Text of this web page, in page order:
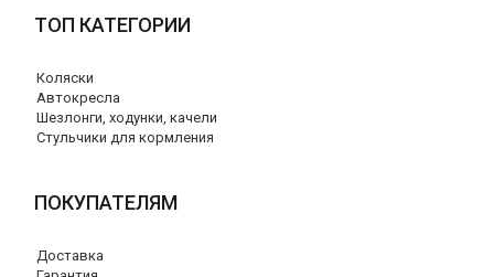
ТОП КАТЕГОРИИ
Коляски
Автокресла
Шезлонги, ходунки, качели
Стульчики для кормления
ПОКУПАТЕЛЯМ
Доставка